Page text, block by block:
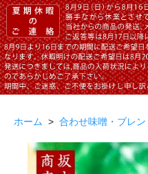
ホーム > 合わせ味噌・ブレ